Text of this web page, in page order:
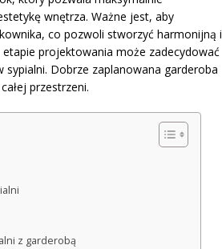
wnętrza. Ważne jest, aby
co pozwoli stworzyć harmonijną i
projektowania może zadecydować
Dobrze zaplanowana garderoba
przestrzeni.
z garderobą